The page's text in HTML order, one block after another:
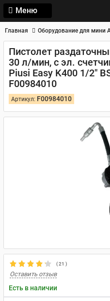
Меню
Главная Оборудование для мини
Пистолет
30 л/мин, с эл.
Piusi Easy K400 1/2"
F00984010
Артикул: F00984010
(21 )
Оставить отзыв
Есть в наличии